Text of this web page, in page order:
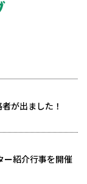
が出ました！
ー紹介行事を開催